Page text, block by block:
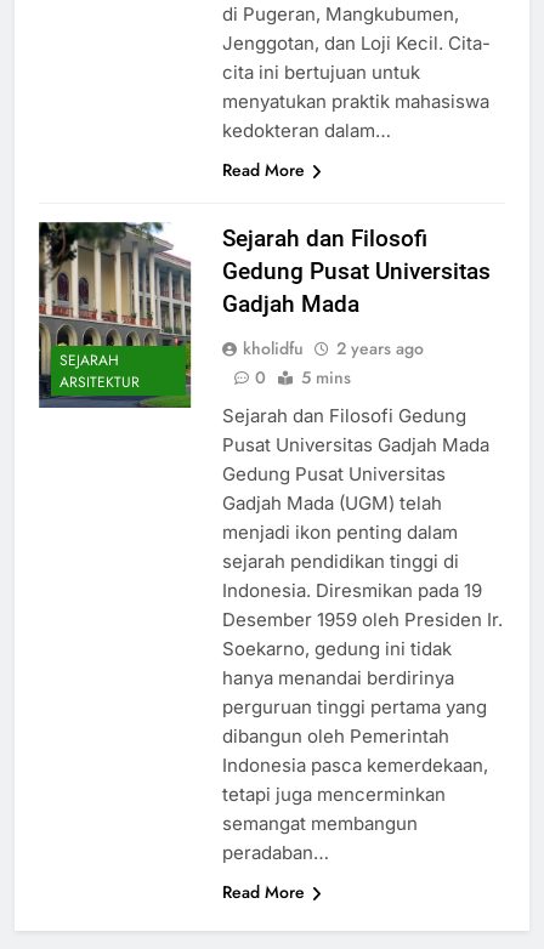
di Pugeran, Mangkubumen,
Jenggotan, dan Loji Kecil. Cita-
cita ini bertujuan untuk
menyatukan praktik mahasiswa
kedokteran dalam…
Read More
SEJARAH
ARSITEKTUR
Sejarah dan Filosofi
Gedung Pusat Universitas
Gadjah Mada
kholidfu
2 years ago
0
5 mins
Sejarah dan Filosofi Gedung
Pusat Universitas Gadjah Mada
Gedung Pusat Universitas
Gadjah Mada (UGM) telah
menjadi ikon penting dalam
sejarah pendidikan tinggi di
Indonesia. Diresmikan pada 19
Desember 1959 oleh Presiden Ir.
Soekarno, gedung ini tidak
hanya menandai berdirinya
perguruan tinggi pertama yang
dibangun oleh Pemerintah
Indonesia pasca kemerdekaan,
tetapi juga mencerminkan
semangat membangun
peradaban…
Read More